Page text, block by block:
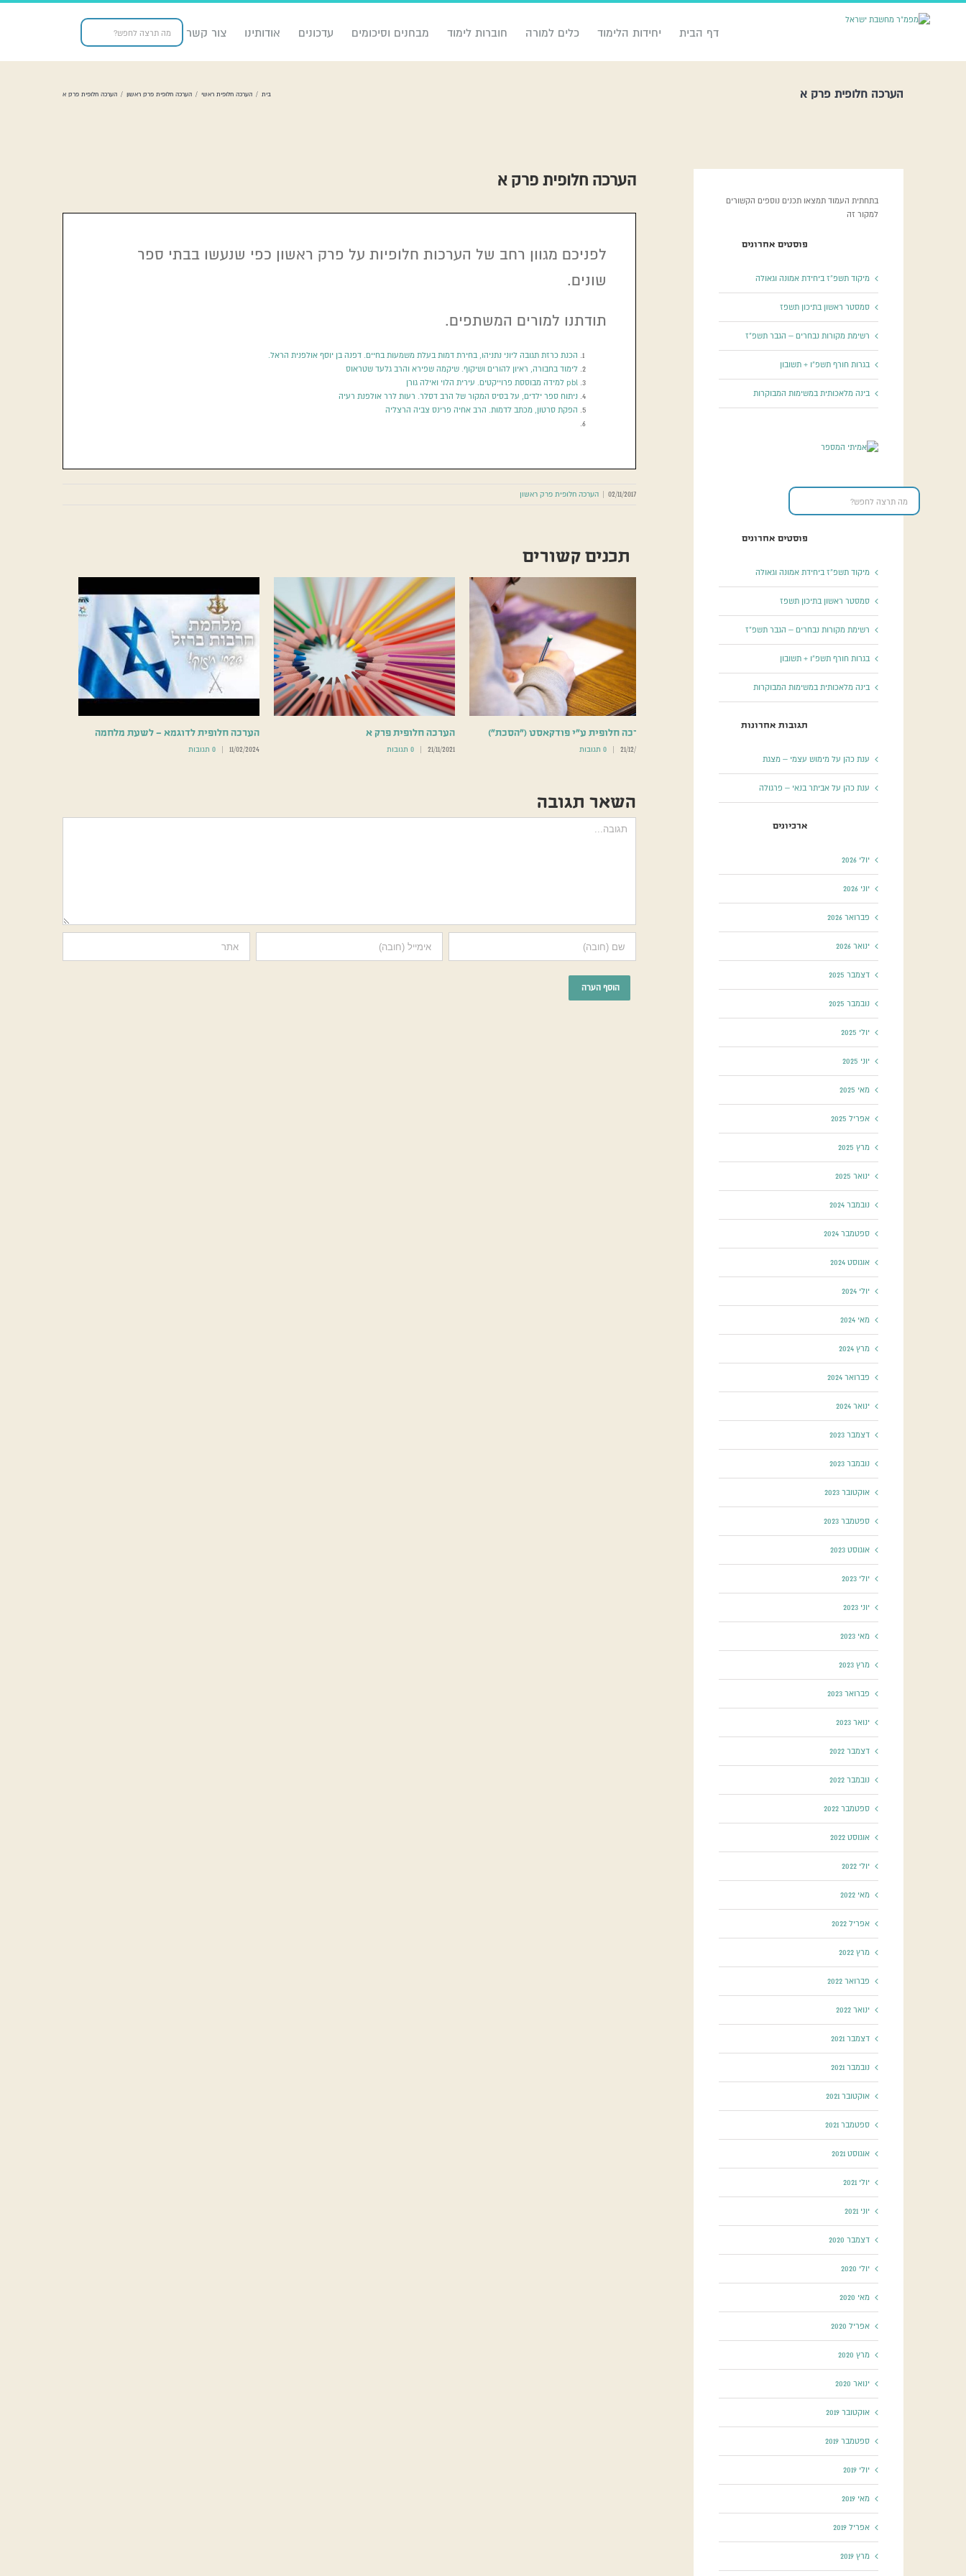
דף הבית יחידות הלימוד כלים למורה חוברות לימוד מבחנים וסיכומים עדכונים אודותינו צור קשר
הערכה חלופית פרק א בית / הערכה חלופית ראשי / הערכה חלופית פרק ראשון / הערכה חלופית פרק א
הערכה חלופית פרק א
לפניכם מגוון רחב של הערכות חלופיות על פרק ראשון כפי שנעשו בבתי ספר
שונים.
תודתנו למורים המשתפים.
הכנת כרזת תגובה ליוני נתניהו, בחירת דמות בעלת משמעות בחיים. דפנה בן יוסף אולפנית הראל.
לימוד בחבורה, ראיון להורים ושיקוף. שיקמה שפירא והרב גלעד שטראוס
pbl למידה מבוססת פרוייקטים. עירית הלוי ואילה גורן
ניתוח ספר ילדים, על בסיס המקור של הרב דסלר. רעות לרר אולפנת רעיה
הפקת סרטון, מכתב לדמות. הרב אחיה פרינס צביה הרצליה
02/11/2017
| הערכה חלופית פרק ראשון
תכנים קשורים
הערכה חלופית לדוגמא – לשעת מלחמה
11/02/2024
| 0 תגובות
הערכה חלופית פרק א
21/11/2021
| 0 תגובות
הערכה חלופית ע”י פודקאסט (“הסכת”)
21/12/2020
| 0 תגובות
השאר תגובה
בתחתית העמוד תמצאו תכנים נוספים הקשורים
למקור זה
פוסטים אחרונים
מיקוד תשפ”ז ביחידת אמונה וגאולה
סמסטר ראשון בתיכון תשפז
רשימת מקורות נבחרים – הגבר תשפ”ז
בגרות חורף תשפ”ו + תשובון
בינה מלאכותית במשימות המבוקרות
פוסטים אחרונים
מיקוד תשפ”ז ביחידת אמונה וגאולה
סמסטר ראשון בתיכון תשפז
רשימת מקורות נבחרים – הגבר תשפ”ז
בגרות חורף תשפ”ו + תשובון
בינה מלאכותית במשימות המבוקרות
תגובות אחרונות
ענת כהן עלמימוש עצמי – מצגת
ענת כהן עלאביתר בנאי – פרגולה
ארכיונים
יולי 2026
יוני 2026
פברואר 2026
ינואר 2026
דצמבר 2025
נובמבר 2025
יולי 2025
יוני 2025
מאי 2025
אפריל 2025
מרץ 2025
ינואר 2025
נובמבר 2024
ספטמבר 2024
אוגוסט 2024
יולי 2024
מאי 2024
מרץ 2024
פברואר 2024
ינואר 2024
דצמבר 2023
נובמבר 2023
אוקטובר 2023
ספטמבר 2023
אוגוסט 2023
יולי 2023
יוני 2023
מאי 2023
מרץ 2023
פברואר 2023
ינואר 2023
דצמבר 2022
נובמבר 2022
ספטמבר 2022
אוגוסט 2022
יולי 2022
מאי 2022
אפריל 2022
מרץ 2022
פברואר 2022
ינואר 2022
דצמבר 2021
נובמבר 2021
אוקטובר 2021
ספטמבר 2021
אוגוסט 2021
יולי 2021
יוני 2021
דצמבר 2020
יולי 2020
מאי 2020
אפריל 2020
מרץ 2020
ינואר 2020
אוקטובר 2019
ספטמבר 2019
יולי 2019
מאי 2019
אפריל 2019
מרץ 2019